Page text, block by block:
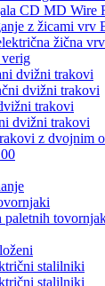
CD MD Wire
z žicami vrv
žična
dvižni trakovi
dvižni trakovi
trakovi
dvižni trakovi
z dvojnim
paletnih
stalilniki
stalilniki